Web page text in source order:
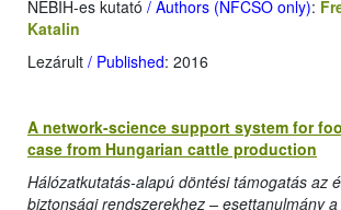
NÉBIH-es kutató / Authors (NFCSO only):
Katalin
Lezárult / Published: 2016
A network-science support system for
case from Hungarian cattle production
Hálózatkutatás-alapú döntési támogatás az
biztonsági rendszerekhez – esettanulmány